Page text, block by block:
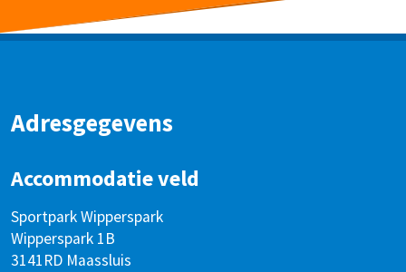
Adresgegevens
Accommodatie veld
Sportpark Wipperspark
Wipperspark 1B
3141RD Maassluis